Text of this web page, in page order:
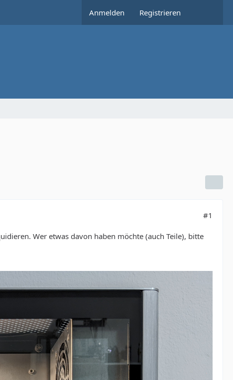
Anmelden Registrieren
#1
Wer etwas davon haben möchte (auch Teile), bitte